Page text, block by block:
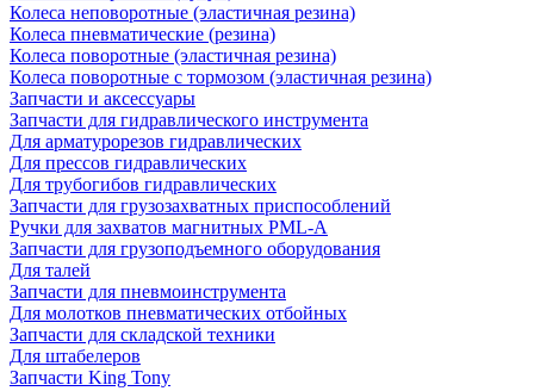
Колеса неповоротные (эластичная резина)
Колеса пневматические (резина)
Колеса поворотные (эластичная резина)
Колеса поворотные c тормозом (эластичная резина)
Запчасти и аксессуары
Запчасти для гидравлического инструмента
Для арматурорезов гидравлических
Для прессов гидравлических
Для трубогибов гидравлических
Запчасти для грузозахватных приспособлений
Ручки для захватов магнитных PML-A
Запчасти для грузоподъемного оборудования
Для талей
Запчасти для пневмоинструмента
Для молотков пневматических отбойных
Запчасти для складской техники
Для штабелеров
Запчасти King Tony